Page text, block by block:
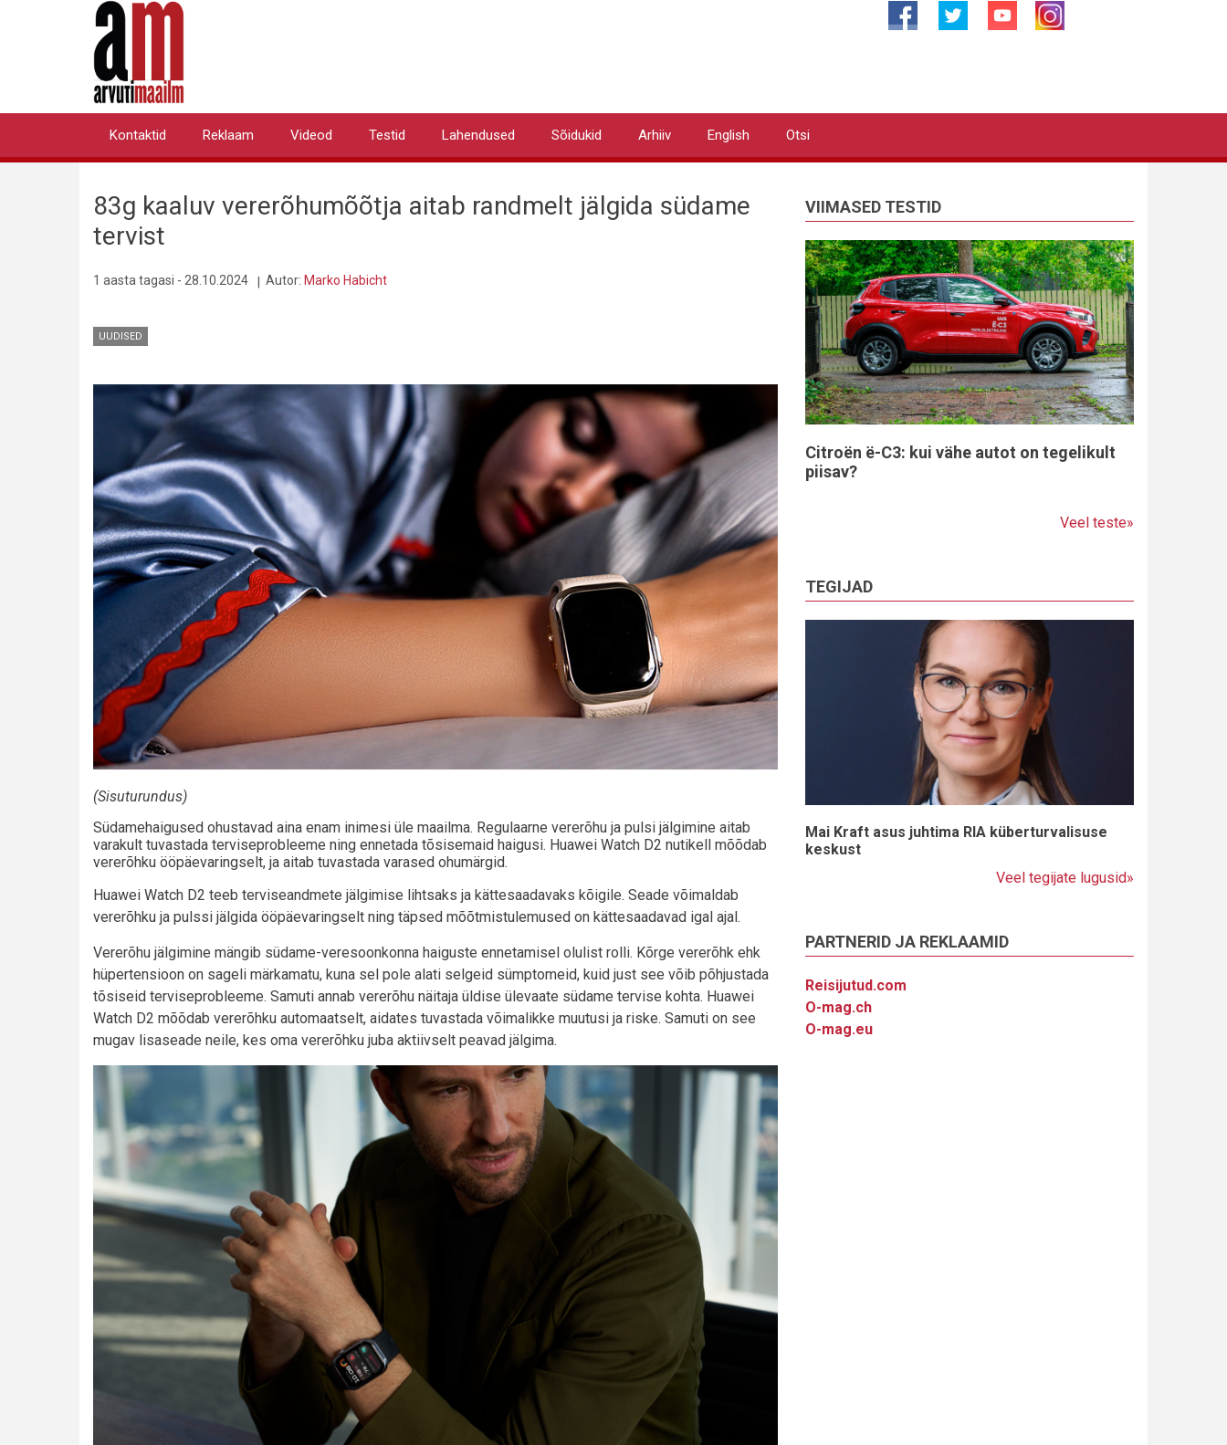
Primary
Kontaktid Reklaam Videod Testid Lahendused Sõidukid Arhiiv English Otsi
83g kaaluv vererõhumõõtja aitab randmelt jälgida südame
tervist
1 aasta tagasi - 28.10.2024 Autor: Marko Habicht
UUDISED
Pilt
(Sisuturundus)
Südamehaigused ohustavad aina enam inimesi üle maailma. Regulaarne vererõhu ja pulsi jälgimine aitab
varakult tuvastada terviseprobleeme ning ennetada tõsisemaid haigusi. Huawei Watch D2 nutikell mõõdab
vererõhku ööpäevaringselt, ja aitab tuvastada varased ohumärgid.
Huawei Watch D2 teeb terviseandmete jälgimise lihtsaks ja kättesaadavaks kõigile. Seade võimaldab
vererõhku ja pulssi jälgida ööpäevaringselt ning täpsed mõõtmistulemused on kättesaadavad igal ajal.
Vererõhu jälgimine mängib südame-veresoonkonna haiguste ennetamisel olulist rolli. Kõrge vererõhk ehk
hüpertensioon on sageli märkamatu, kuna sel pole alati selgeid sümptomeid, kuid just see võib põhjustada
tõsiseid terviseprobleeme. Samuti annab vererõhu näitaja üldise ülevaate südame tervise kohta. Huawei
Watch D2 mõõdab vererõhku automaatselt, aidates tuvastada võimalikke muutusi ja riske. Samuti on see
mugav lisaseade neile, kes oma vererõhku juba aktiivselt peavad jälgima.
VIIMASED TESTID
Citroën ë-C3: kui vähe autot on tegelikult
piisav?
Veel teste»
TEGIJAD
Mai Kraft asus juhtima RIA küberturvalisuse
keskust
Veel tegijate lugusid»
PARTNERID JA REKLAAMID
Reisijutud.com
O-mag.ch
O-mag.eu